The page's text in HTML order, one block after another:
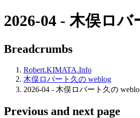
2026-04 - 木俣ロバ
Breadcrumbs
Robert.KIMATA.Info
木俣ロバート久の weblog
2026-04 - 木俣ロバート久の
Previous and next page